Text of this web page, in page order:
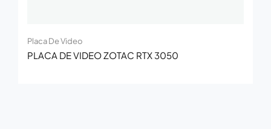
Placa De Video
PLACA DE VIDEO ZOTAC RTX 3050